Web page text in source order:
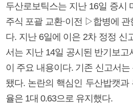
두산로보틱스는 지난 16일 증시
주식 포괄 교환·이전 ▷합병에
다. 지난 6일에 이은 2차 정정 신
서는 지난 14일 공시된 반기보
이 주요 내용이다. 기존 신고서
됐다. 논란의 핵심인 두산밥캣과
율은 1대 0.63으로 유지했다.